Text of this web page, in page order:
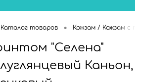
Каталог товаров • Кожзам / Кожзам с
"Селена"
Каньон,